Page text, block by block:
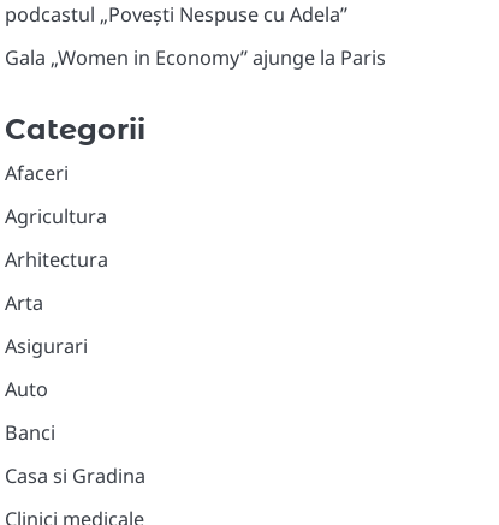
podcastul „Povești Nespuse cu Adela”
Gala „Women in Economy” ajunge la Paris
Categorii
Afaceri
Agricultura
Arhitectura
Arta
Asigurari
Auto
Banci
Casa si Gradina
Clinici medicale